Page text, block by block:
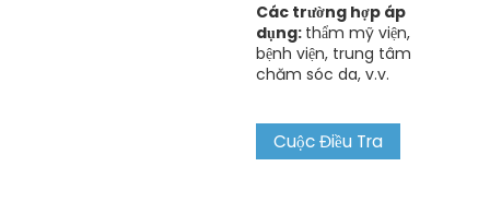
Các trường hợp áp
dụng: thẩm mỹ viện,
bệnh viện, trung tâm
chăm sóc da, v.v.
Cuộc Điều Tra